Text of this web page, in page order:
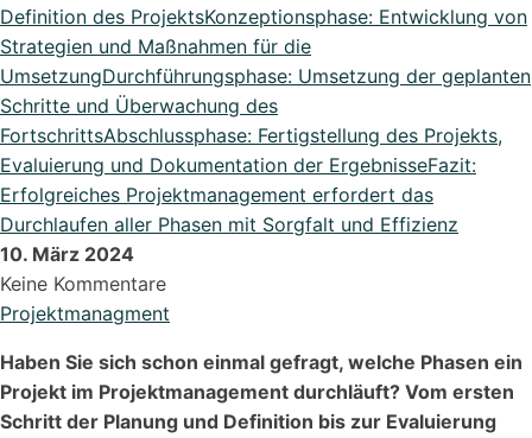
Alle Erweiterungen ansehen
Organisiere deine Aufträge in Überischtlichen Projekten
Roadmap & Ideen
Eine klare Roadmap ist der Schlüssel, um innovative
Ideen...
Definition des ProjektsKonzeptionsphase: Entwicklung von
Strategien und Maßnahmen für die
UmsetzungDurchführungsphase: Umsetzung der geplanten
Schritte und Überwachung des
FortschrittsAbschlussphase: Fertigstellung des Projekts,
Evaluierung und Dokumentation der ErgebnisseFazit:
Erfolgreiches Projektmanagement erfordert das
Durchlaufen aller Phasen mit Sorgfalt und Effizienz
10. März 2024
Keine Kommentare
Projektmanagment
Haben Sie sich schon einmal gefragt, welche Phasen ein
Projekt im Projektmanagement durchläuft? Vom ersten
Schritt der Planung und Definition bis zur Evaluierung